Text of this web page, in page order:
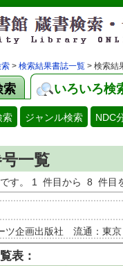
> 検索結果書誌一覧 > 検索結
索 いろいろ検
索 ジャンル検索 NDC
一覧
す。 1 件目から 8 件目
ツ企画出版社 流通：東京
表：